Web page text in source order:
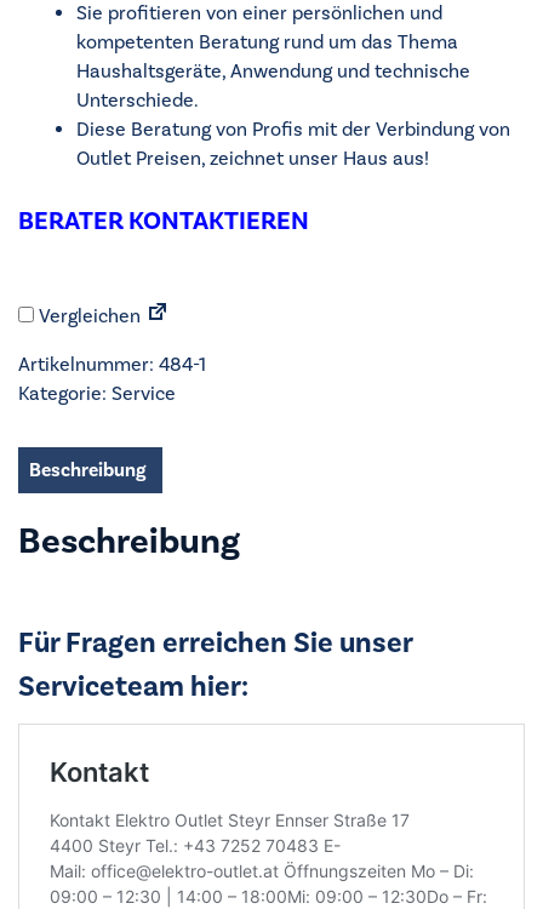
Sie profitieren von einer persönlichen und
kompetenten Beratung rund um das Thema
Haushaltsgeräte, Anwendung und technische
Unterschiede.
Diese Beratung von Profis mit der Verbindung von
Outlet Preisen, zeichnet unser Haus aus!
BERATER KONTAKTIEREN
Vergleichen
Artikelnummer: 484-1
Kategorie: Service
Beschreibung
Beschreibung
Für Fragen erreichen Sie unser
Serviceteam hier: